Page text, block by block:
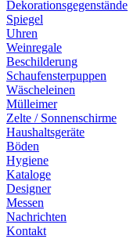
Dekorationsgegenstände
Spiegel
Uhren
Weinregale
Beschilderung
Schaufensterpuppen
Wäscheleinen
Mülleimer
Zelte / Sonnenschirme
Haushaltsgeräte
Böden
Hygiene
Kataloge
Designer
Messen
Nachrichten
Kontakt